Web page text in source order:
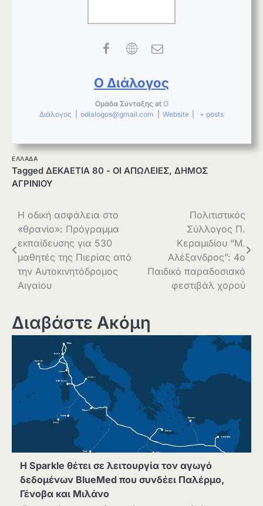
Ο Διάλογος
Ομάδα Σύνταξης at Ο
Διάλογος
odialogos@gmail.com Website + posts
ΕΛΛΑΔΑ
Tagged ΔΕΚΑΕΤΙΑ 80 - ΟΙ ΑΠΩΛΕΙΕΣ, ΔΗΜΟΣ
ΑΓΡΙΝΙΟΥ
Πλοήγηση
άρθρων
Η οδική ασφάλεια στο
«θρανίο»: Πρόγραμμα
εκπαίδευσης για 530
μαθητές της Πιερίας από
την Αυτοκινητόδρομος
Αιγαίου
Πολιτιστικός
Σύλλογος Π.
Κεραμιδίου “Μ.
Αλέξανδρος”: 4o
Παιδικό παραδοσιακό
φεστιβάλ χορού
Διαβάστε Ακόμη
Η Sparkle θέτει σε λειτουργία τον αγωγό
δεδομένων BlueMed που συνδέει Παλέρμο,
Γένοβα και Μιλάνο